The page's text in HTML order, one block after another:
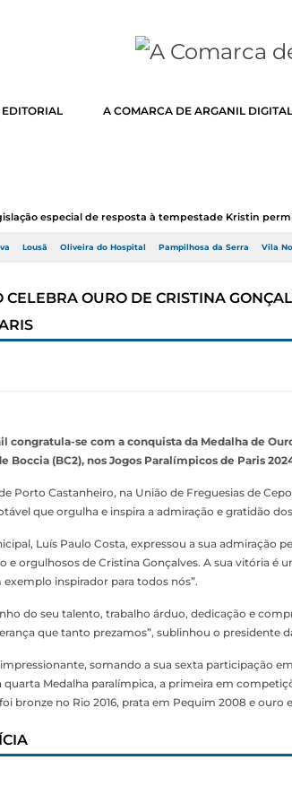
EDITORIAL A COMARCA DE ARGANIL
especial de resposta à tempestade Kristin
Lousã Oliveira do Hospital Pampilhosa da Serra Vila
OURO DE CRISTINA
congratula-se com a conquista da Medalha de
Boccia (BC2), nos Jogos Paralímpicos de Paris
Porto Castanheiro, na União de Freguesias de
que orgulha e inspira a admiração e gratidão
Luís Paulo Costa, expressou a sua admiração
e orgulhosos de Cristina Gonçalves. A sua vitória é
inspirador para todos nós”.
do seu talento, trabalho árduo, dedicação e
que tanto prezamos”, sublinhou o presidente
somando a sua sexta participação
Medalha paralímpica, a primeira em
bronze no Rio 2016, prata em Pequim 2008 e ouro